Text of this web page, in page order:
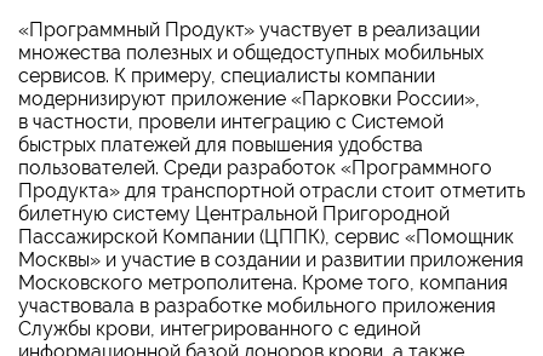
«Программный Продукт» участвует в реализации
множества полезных и общедоступных мобильных
сервисов. К примеру, специалисты компании
модернизируют приложение «Парковки России»,
в частности, провели интеграцию с Системой
быстрых платежей для повышения удобства
пользователей. Среди разработок «Программного
Продукта» для транспортной отрасли стоит отметить
билетную систему Центральной Пригородной
Пассажирской Компании (ЦППК), сервис «Помощник
Москвы» и участие в создании и развитии приложения
Московского метрополитена. Кроме того, компания
участвовала в разработке мобильного приложения
Службы крови, интегрированного с единой